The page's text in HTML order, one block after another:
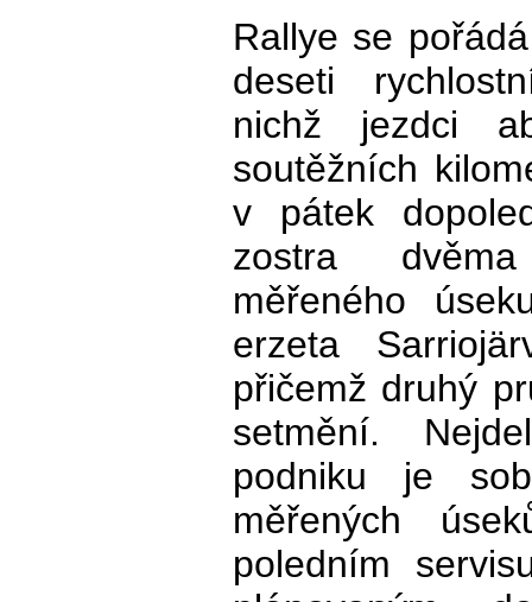
Rallye se
deseti
nichž jezdci
soutěžních
v pátek
zostra
měřeného
erzeta
přičemž druhý
setmění.
podniku je
měřených
poledním